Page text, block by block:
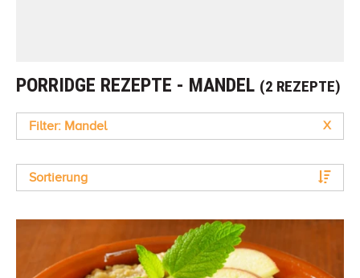
PORRIDGE REZEPTE - MANDEL (2 REZEPTE)
Filter: Mandel X
Sortierung